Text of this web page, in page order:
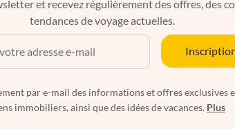
et recevez régulièrement des offres, des
tendances de voyage actuelles.
par e-mail des informations et offres exclusives
immobiliers, ainsi que des idées de vacances. Plus